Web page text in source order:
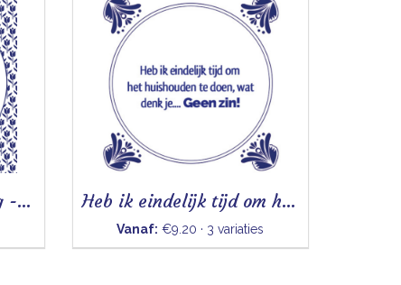
Niks moet, niksen mag - Tegeltje Heb ik eindelijk tijd om het huishouden te doen - Tegeltje
Vanaf: €9.20 · 3 variaties